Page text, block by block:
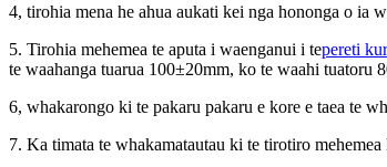
4, tirohia mena he ahua aukati kei nga hononga o ia
5. Tirohia mehemea te aputa i waenganui i tepereti
te waahanga tuarua 100±20mm, ko te waahi tuatoru
6, whakarongo ki te pakaru pakaru e kore e taea te
7. Ka timata te whakamatautau ki te tirotiro